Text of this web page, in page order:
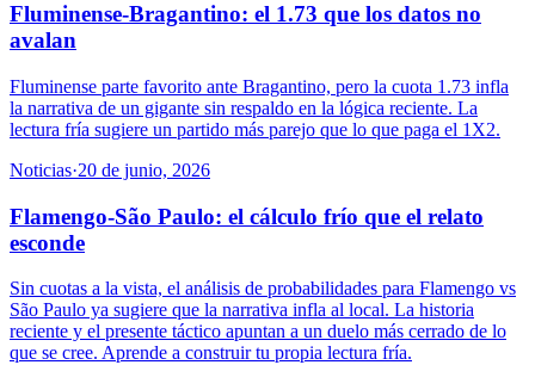
Fluminense-Bragantino: el 1.73 que los datos no
avalan
Fluminense parte favorito ante Bragantino, pero la cuota 1.73 infla
la narrativa de un gigante sin respaldo en la lógica reciente. La
lectura fría sugiere un partido más parejo que lo que paga el 1X2.
Noticias·20 de junio, 2026
Flamengo-São Paulo: el cálculo frío que el relato
esconde
Sin cuotas a la vista, el análisis de probabilidades para Flamengo vs
São Paulo ya sugiere que la narrativa infla al local. La historia
reciente y el presente táctico apuntan a un duelo más cerrado de lo
que se cree. Aprende a construir tu propia lectura fría.